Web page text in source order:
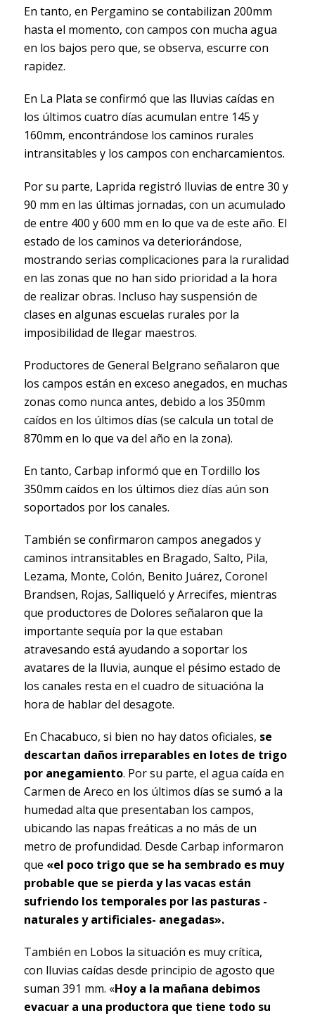
En tanto, en Pergamino se contabilizan 200mm
hasta el momento, con campos con mucha agua
en los bajos pero que, se observa, escurre con
rapidez.
En La Plata se confirmó que las lluvias caídas en
los últimos cuatro días acumulan entre 145 y
160mm, encontrándose los caminos rurales
intransitables y los campos con encharcamientos.
Por su parte, Laprida registró lluvias de entre 30 y
90 mm en las últimas jornadas, con un acumulado
de entre 400 y 600 mm en lo que va de este año. El
estado de los caminos va deteriorándose,
mostrando serias complicaciones para la ruralidad
en las zonas que no han sido prioridad a la hora
de realizar obras. Incluso hay suspensión de
clases en algunas escuelas rurales por la
imposibilidad de llegar maestros.
Productores de General Belgrano señalaron que
los campos están en exceso anegados, en muchas
zonas como nunca antes, debido a los 350mm
caídos en los últimos días (se calcula un total de
870mm en lo que va del año en la zona).
En tanto, Carbap informó que en Tordillo los
350mm caídos en los últimos diez días aún son
soportados por los canales.
También se confirmaron campos anegados y
caminos intransitables en Bragado, Salto, Pila,
Lezama, Monte, Colón, Benito Juárez, Coronel
Brandsen, Rojas, Salliqueló y Arrecifes, mientras
que productores de Dolores señalaron que la
importante sequía por la que estaban
atravesando está ayudando a soportar los
avatares de la lluvia, aunque el pésimo estado de
los canales resta en el cuadro de situacióna la
hora de hablar del desagote.
En Chacabuco, si bien no hay datos oficiales, se
descartan daños irreparables en lotes de trigo
por anegamiento. Por su parte, el agua caída en
Carmen de Areco en los últimos días se sumó a la
humedad alta que presentaban los campos,
ubicando las napas freáticas a no más de un
metro de profundidad. Desde Carbap informaron
que «el poco trigo que se ha sembrado es muy
probable que se pierda y las vacas están
sufriendo los temporales por las pasturas -
naturales y artificiales- anegadas».
También en Lobos la situación es muy crítica,
con lluvias caídas desde principio de agosto que
suman 391 mm. «Hoy a la mañana debimos
evacuar a una productora que tiene todo su